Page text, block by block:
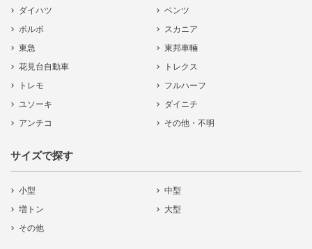
ダイハツ
ベンツ
ボルボ
スカニア
東急
東邦車輛
花見台自動車
トレクス
トレモ
フルハーフ
ユソーキ
ダイニチ
アンチコ
その他・不明
サイズで探す
小型
中型
増トン
大型
その他